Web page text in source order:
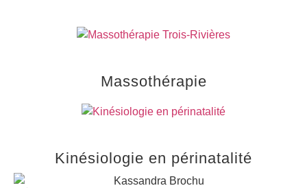
Massothérapie
Kinésiologie en périnatalité